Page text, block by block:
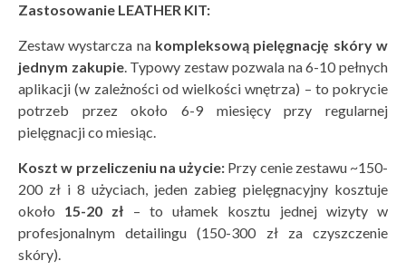
Zastosowanie LEATHER KIT:
Zestaw wystarcza na kompleksową pielęgnację skóry w
jednym zakupie. Typowy zestaw pozwala na 6-10 pełnych
aplikacji (w zależności od wielkości wnętrza) – to pokrycie
potrzeb przez około 6-9 miesięcy przy regularnej
pielęgnacji co miesiąc.
Koszt w przeliczeniu na użycie: Przy cenie zestawu ~150-
200 zł i 8 użyciach, jeden zabieg pielęgnacyjny kosztuje
około 15-20 zł – to ułamek kosztu jednej wizyty w
profesjonalnym detailingu (150-300 zł za czyszczenie
skóry).